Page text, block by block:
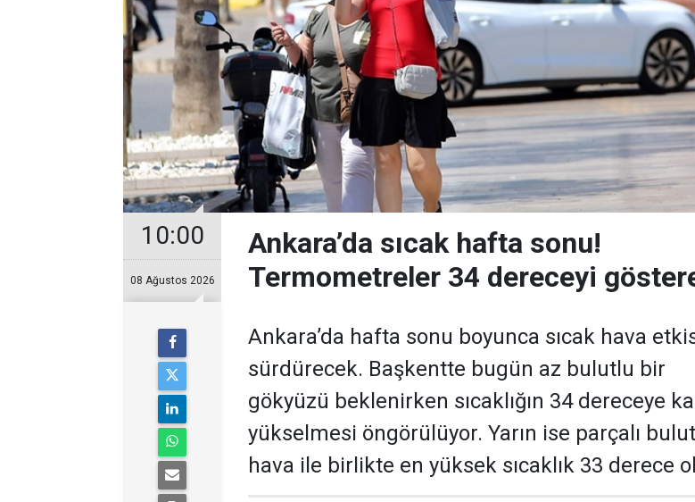
10:00
08 Ağustos 2026
Ankara’da sıcak hafta sonu!
Termometreler 34 dereceyi
Ankara’da hafta sonu boyunca sıcak hava
sürdürecek. Başkentte bugün az bulutlu bir
gökyüzü beklenirken sıcaklığın 34 dereceye
yükselmesi öngörülüyor. Yarın ise parçalı
hava ile birlikte en yüksek sıcaklık 33 derece